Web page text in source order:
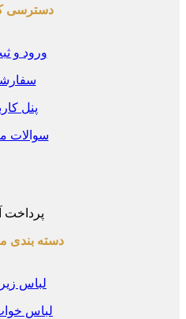
دسترسی
ورود و ثبت
سفارشات
پنل کاربری
سوالات
پرداخت آنلاین
دسته بندی
لباس زیر زنانه
لباس خواب